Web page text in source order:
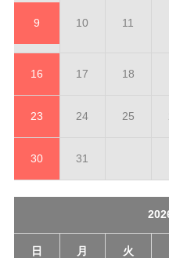
9 10 11
16 17 18
23 24 25
30 31
日 月 火